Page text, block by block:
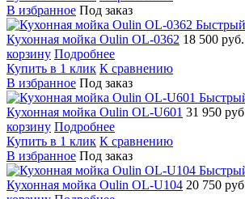
В избранное Под заказ
Кухонная мойка Oulin OL-0362 18 500 руб.
корзину Подробнее
Купить в 1 клик К сравнению
В избранное Под заказ
Кухонная мойка Oulin OL-U601 31 950
корзину Подробнее
Купить в 1 клик К сравнению
В избранное Под заказ
Кухонная мойка Oulin OL-U104 20 750